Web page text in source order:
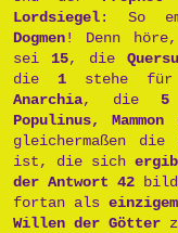
Lordsiegel: So
Dogmen! Denn
sei 15, die
die 1 stehe für
Anarchia, die 5
Populinus, Mammon
gleichermaßen die
ist, die sich
der Antwort 42
fortan als
Willen der Götter